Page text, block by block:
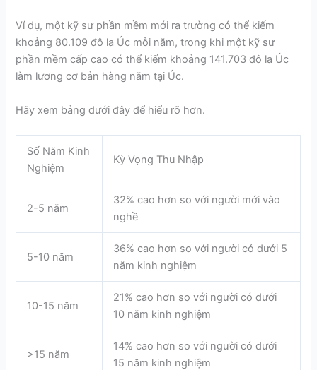
Ví dụ, một kỹ sư phần mềm mới ra trường có thể kiếm
khoảng 80.109 đô la Úc mỗi năm, trong khi một kỹ sư
phần mềm cấp cao có thể kiếm khoảng 141.703 đô la Úc
làm lương cơ bản hàng năm tại Úc.
Hãy xem bảng dưới đây để hiểu rõ hơn.
Số Năm Kinh
Nghiệm
Kỳ Vọng Thu Nhập
2-5 năm
32% cao hơn so với người mới vào
nghề
5-10 năm
36% cao hơn so với người có dưới 5
năm kinh nghiệm
10-15 năm
21% cao hơn so với người có dưới
10 năm kinh nghiệm
>15 năm
14% cao hơn so với người có dưới
15 năm kinh nghiệm